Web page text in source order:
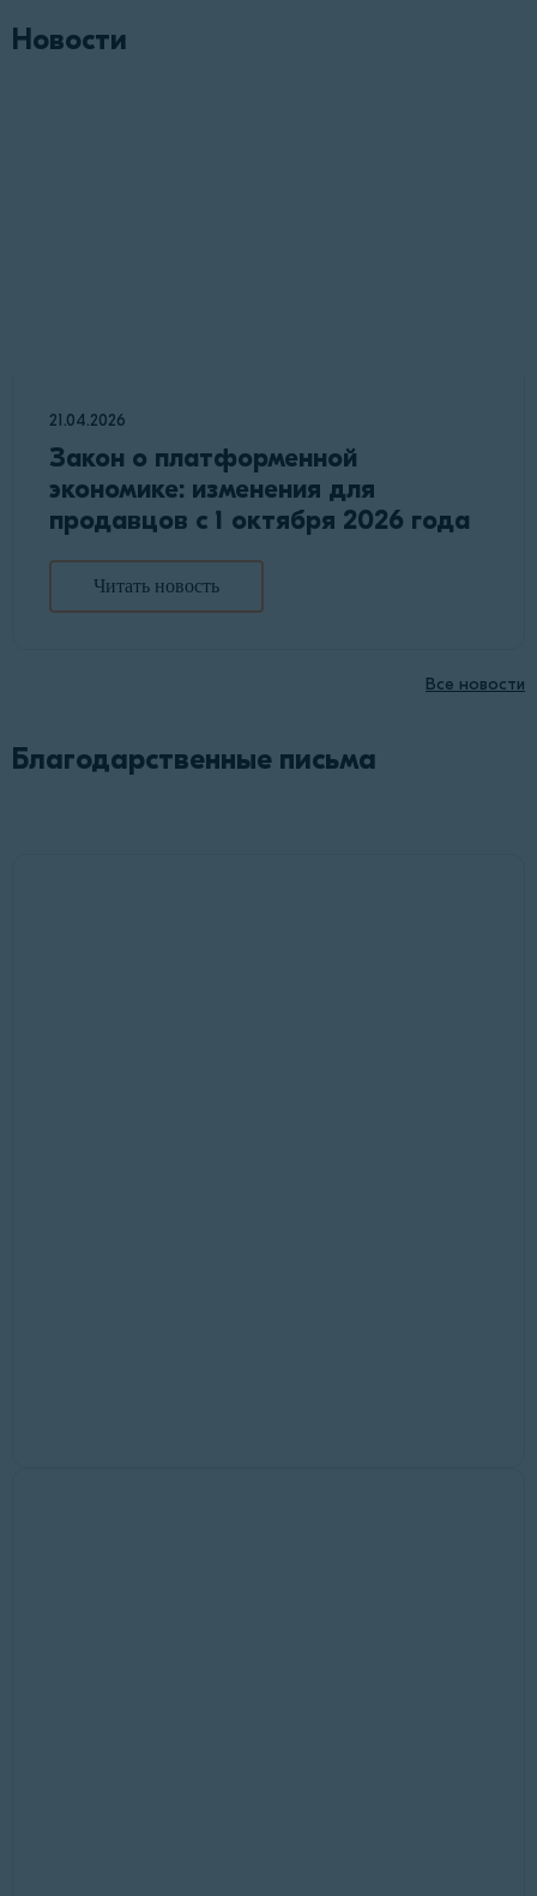
Новости
21.04.2026
Закон о платформенной
экономике: изменения для
продавцов с 1 октября 2026 года
Читать новость
Все новости
Благодарственные письма